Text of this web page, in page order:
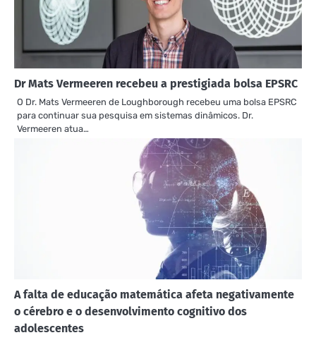
Dr Mats Vermeeren recebeu a prestigiada bolsa EPSRC
O Dr. Mats Vermeeren de Loughborough recebeu uma bolsa EPSRC
para continuar sua pesquisa em sistemas dinâmicos. Dr.
Vermeeren atua…
A falta de educação matemática afeta negativamente
o cérebro e o desenvolvimento cognitivo dos
adolescentes